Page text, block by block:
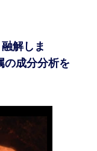
解しま
成分分析を